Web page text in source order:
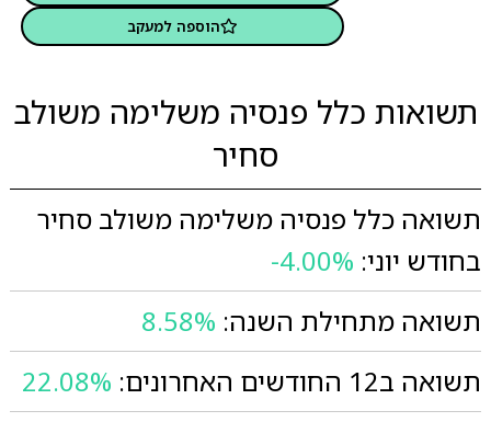
הוספה למעקב
תשואות כלל פנסיה משלימה משולב
סחיר
תשואה כלל פנסיה משלימה משולב סחיר
בחודש יוני: -4.00%
תשואה מתחילת השנה: 8.58%
תשואה ב12 החודשים האחרונים:
22.08%